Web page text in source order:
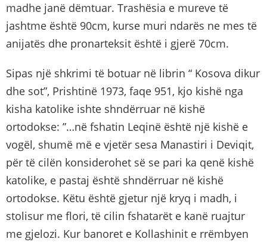
madhe janë dëmtuar. Trashësia e mureve të
jashtme është 90cm, kurse muri ndarës ne mes të
anijatës dhe pronarteksit është i gjerë 70cm.
Sipas një shkrimi të botuar në librin “ Kosova dikur
dhe sot”, Prishtinë 1973, faqe 951, kjo kishë nga
kisha katolike ishte shndërruar në kishë
ortodokse: ”…në fshatin Leqinë është një kishë e
vogël, shumë më e vjetër sesa Manastiri i Deviqit,
për të cilën konsiderohet së se pari ka qenë kishë
katolike, e pastaj është shndërruar në kishë
ortodokse. Këtu është gjetur një kryq i madh, i
stolisur me flori, të cilin fshatarët e kanë ruajtur
me gjelozi. Kur banoret e Kollashinit e rrëmbyen